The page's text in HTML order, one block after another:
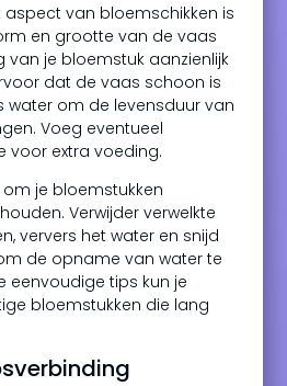
aspect van bloemschikken is
en grootte van de vaas
van je bloemstuk aanzienlijk
dat de vaas schoon is
water om de levensduur van
Voeg eventueel
voor extra voeding.
je bloemstukken
Verwijder verwelkte
ververs het water en snijd
de opname van water te
eenvoudige tips kun je
bloemstukken die lang